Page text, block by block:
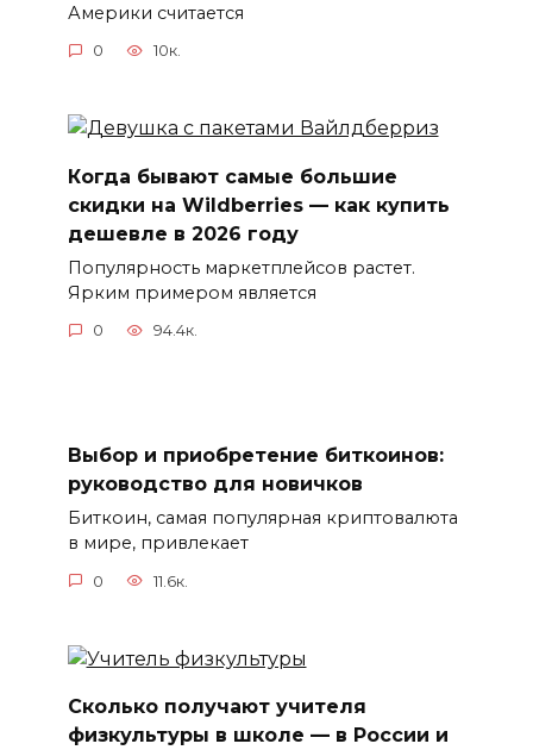
Америки считается
0 10к.
Когда бывают самые большие
скидки на Wildberries — как купить
дешевле в 2026 году
Популярность маркетплейсов растет.
Ярким примером является
0 94.4к.
Выбор и приобретение биткоинов:
руководство для новичков
Биткоин, самая популярная криптовалюта
в мире, привлекает
0 11.6к.
Сколько получают учителя
физкультуры в школе — в России и